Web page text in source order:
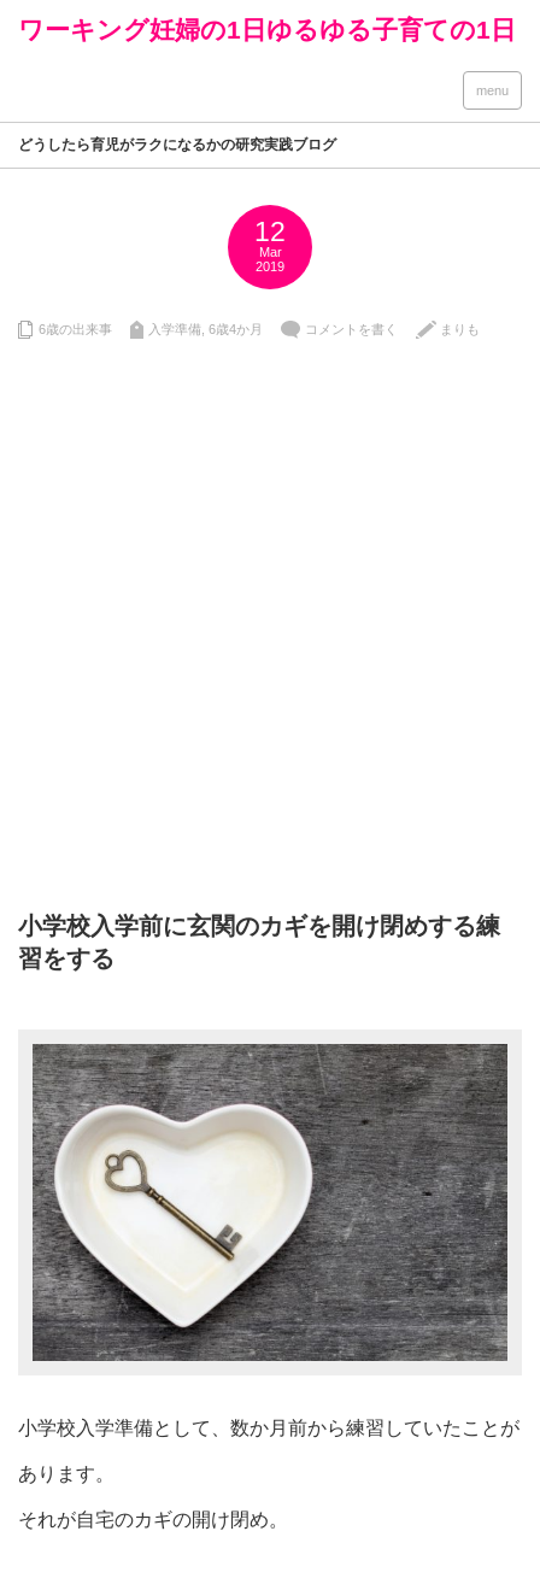
ワーキング妊婦の1日ゆるゆる子育ての1日
menu
どうしたら育児がラクになるかの研究実践ブログ
12
Mar
2019
6歳の出来事 入学準備 6歳4か月 コメントを書く まりも
小学校入学前に玄関のカギを開け閉めする練
習をする
小学校入学準備として、数か月前から練習していたことが
あります。
それが自宅のカギの開け閉め。